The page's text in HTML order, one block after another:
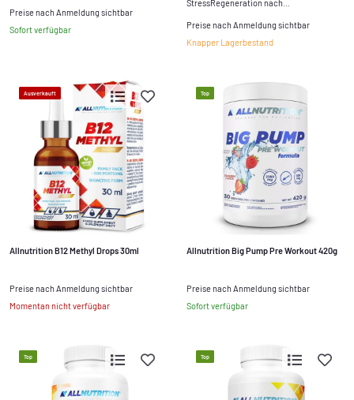
Preise nach Anmeldung sichtbar
Sofort verfügbar
StressRegeneration nach...
Preise nach Anmeldung sichtbar
Knapper Lagerbestand
Ausverkauft
Allnutrition B12 Methyl Drops 30ml
Preise nach Anmeldung sichtbar
Momentan nicht verfügbar
Top
Allnutrition Big Pump Pre Workout 420g
Preise nach Anmeldung sichtbar
Sofort verfügbar
Top Top